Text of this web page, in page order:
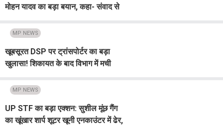
मोहन यादव का बड़ा बयान, कहा- संवाद से
MP NEWS
खूबसूरत DSP पर ट्रांसपोर्टर का बड़ा
खुलासा! शिकायत के बाद विभाग में मची
MP NEWS
UP STF का बड़ा एक्शन: सुशील मूंछ गैंग
का खूंखार शार्प शूटर खूनी एनकाउंटर में ढेर,